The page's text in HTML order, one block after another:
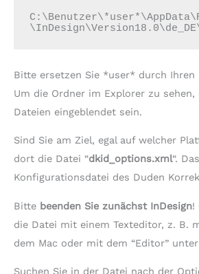
Bitte ersetzen Sie *user* durch Ihren
Um die Ordner im Explorer zu
Dateien eingeblendet sein.
Sind Sie am Ziel, egal auf welcher
dort die Datei “dkid_options.xml“.
Konfigurationsdatei des Duden
Bitte beenden Sie zunächst InDesign!
die Datei mit einem Texteditor, z. B.
dem Mac oder mit dem “Editor”
Suchen Sie in der Datei nach der